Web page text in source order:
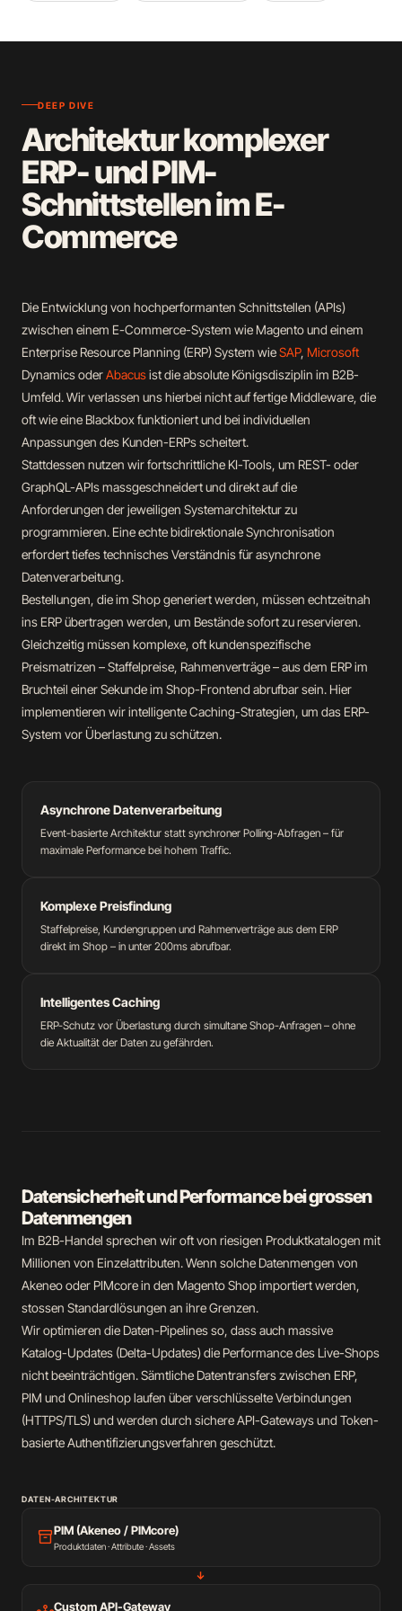
DEEP DIVE
Architektur komplexer
ERP- und PIM-
Schnittstellen im E-
Commerce
Die Entwicklung von hochperformanten Schnittstellen (APIs)
zwischen einem E-Commerce-System wie Magento und einem
Enterprise Resource Planning (ERP) System wieSAP, Microsoft
Dynamics oderAbacusist die absolute Königsdisziplin im B2B-
Umfeld. Wir verlassen uns hierbei nicht auf fertige Middleware, die
oft wie eine Blackbox funktioniert und bei individuellen
Anpassungen des Kunden-ERPs scheitert.
Stattdessen nutzen wir fortschrittliche KI-Tools, um REST- oder
GraphQL-APIs massgeschneidert und direkt auf die
Anforderungen der jeweiligen Systemarchitektur zu
programmieren. Eine echte bidirektionale Synchronisation
erfordert tiefes technisches Verständnis für asynchrone
Datenverarbeitung.
Bestellungen, die im Shop generiert werden, müssen echtzeitnah
ins ERP übertragen werden, um Bestände sofort zu reservieren.
Gleichzeitig müssen komplexe, oft kundenspezifische
Preismatrizen – Staffelpreise, Rahmenverträge – aus dem ERP im
Bruchteil einer Sekunde im Shop-Frontend abrufbar sein. Hier
implementieren wir intelligente Caching-Strategien, um das ERP-
System vor Überlastung zu schützen.
Asynchrone Datenverarbeitung
Event-basierte Architektur statt synchroner Polling-Abfragen – für
maximale Performance bei hohem Traffic.
Komplexe Preisfindung
Staffelpreise, Kundengruppen und Rahmenverträge aus dem ERP
direkt im Shop – in unter 200ms abrufbar.
Intelligentes Caching
ERP-Schutz vor Überlastung durch simultane Shop-Anfragen – ohne
die Aktualität der Daten zu gefährden.
Datensicherheit und Performance bei grossen
Datenmengen
Im B2B-Handel sprechen wir oft von riesigen Produktkatalogen mit
Millionen von Einzelattributen. Wenn solche Datenmengen von
Akeneo oder PIMcore in den Magento Shop importiert werden,
stossen Standardlösungen an ihre Grenzen.
Wir optimieren die Daten-Pipelines so, dass auch massive
Katalog-Updates (Delta-Updates) die Performance des Live-Shops
nicht beeinträchtigen. Sämtliche Datentransfers zwischen ERP,
PIM und Onlineshop laufen über verschlüsselte Verbindungen
(HTTPS/TLS) und werden durch sichere API-Gateways und Token-
basierte Authentifizierungsverfahren geschützt.
DATEN-ARCHITEKTUR
inventory_2PIM (Akeneo / PIMcore)
Produktdaten · Attribute · Assets
↓
Custom API-Gateway